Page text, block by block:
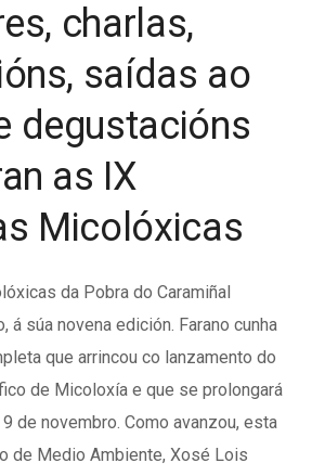
charlas,
saídas ao
degustacións
as IX
Micolóxicas
da Pobra do Caramiñal
á súa novena edición. Farano cunha
que arrincou co lanzamento do
de Micoloxía e que se prolongará
de novembro. Como avanzou, esta
de Medio Ambiente, Xosé Lois